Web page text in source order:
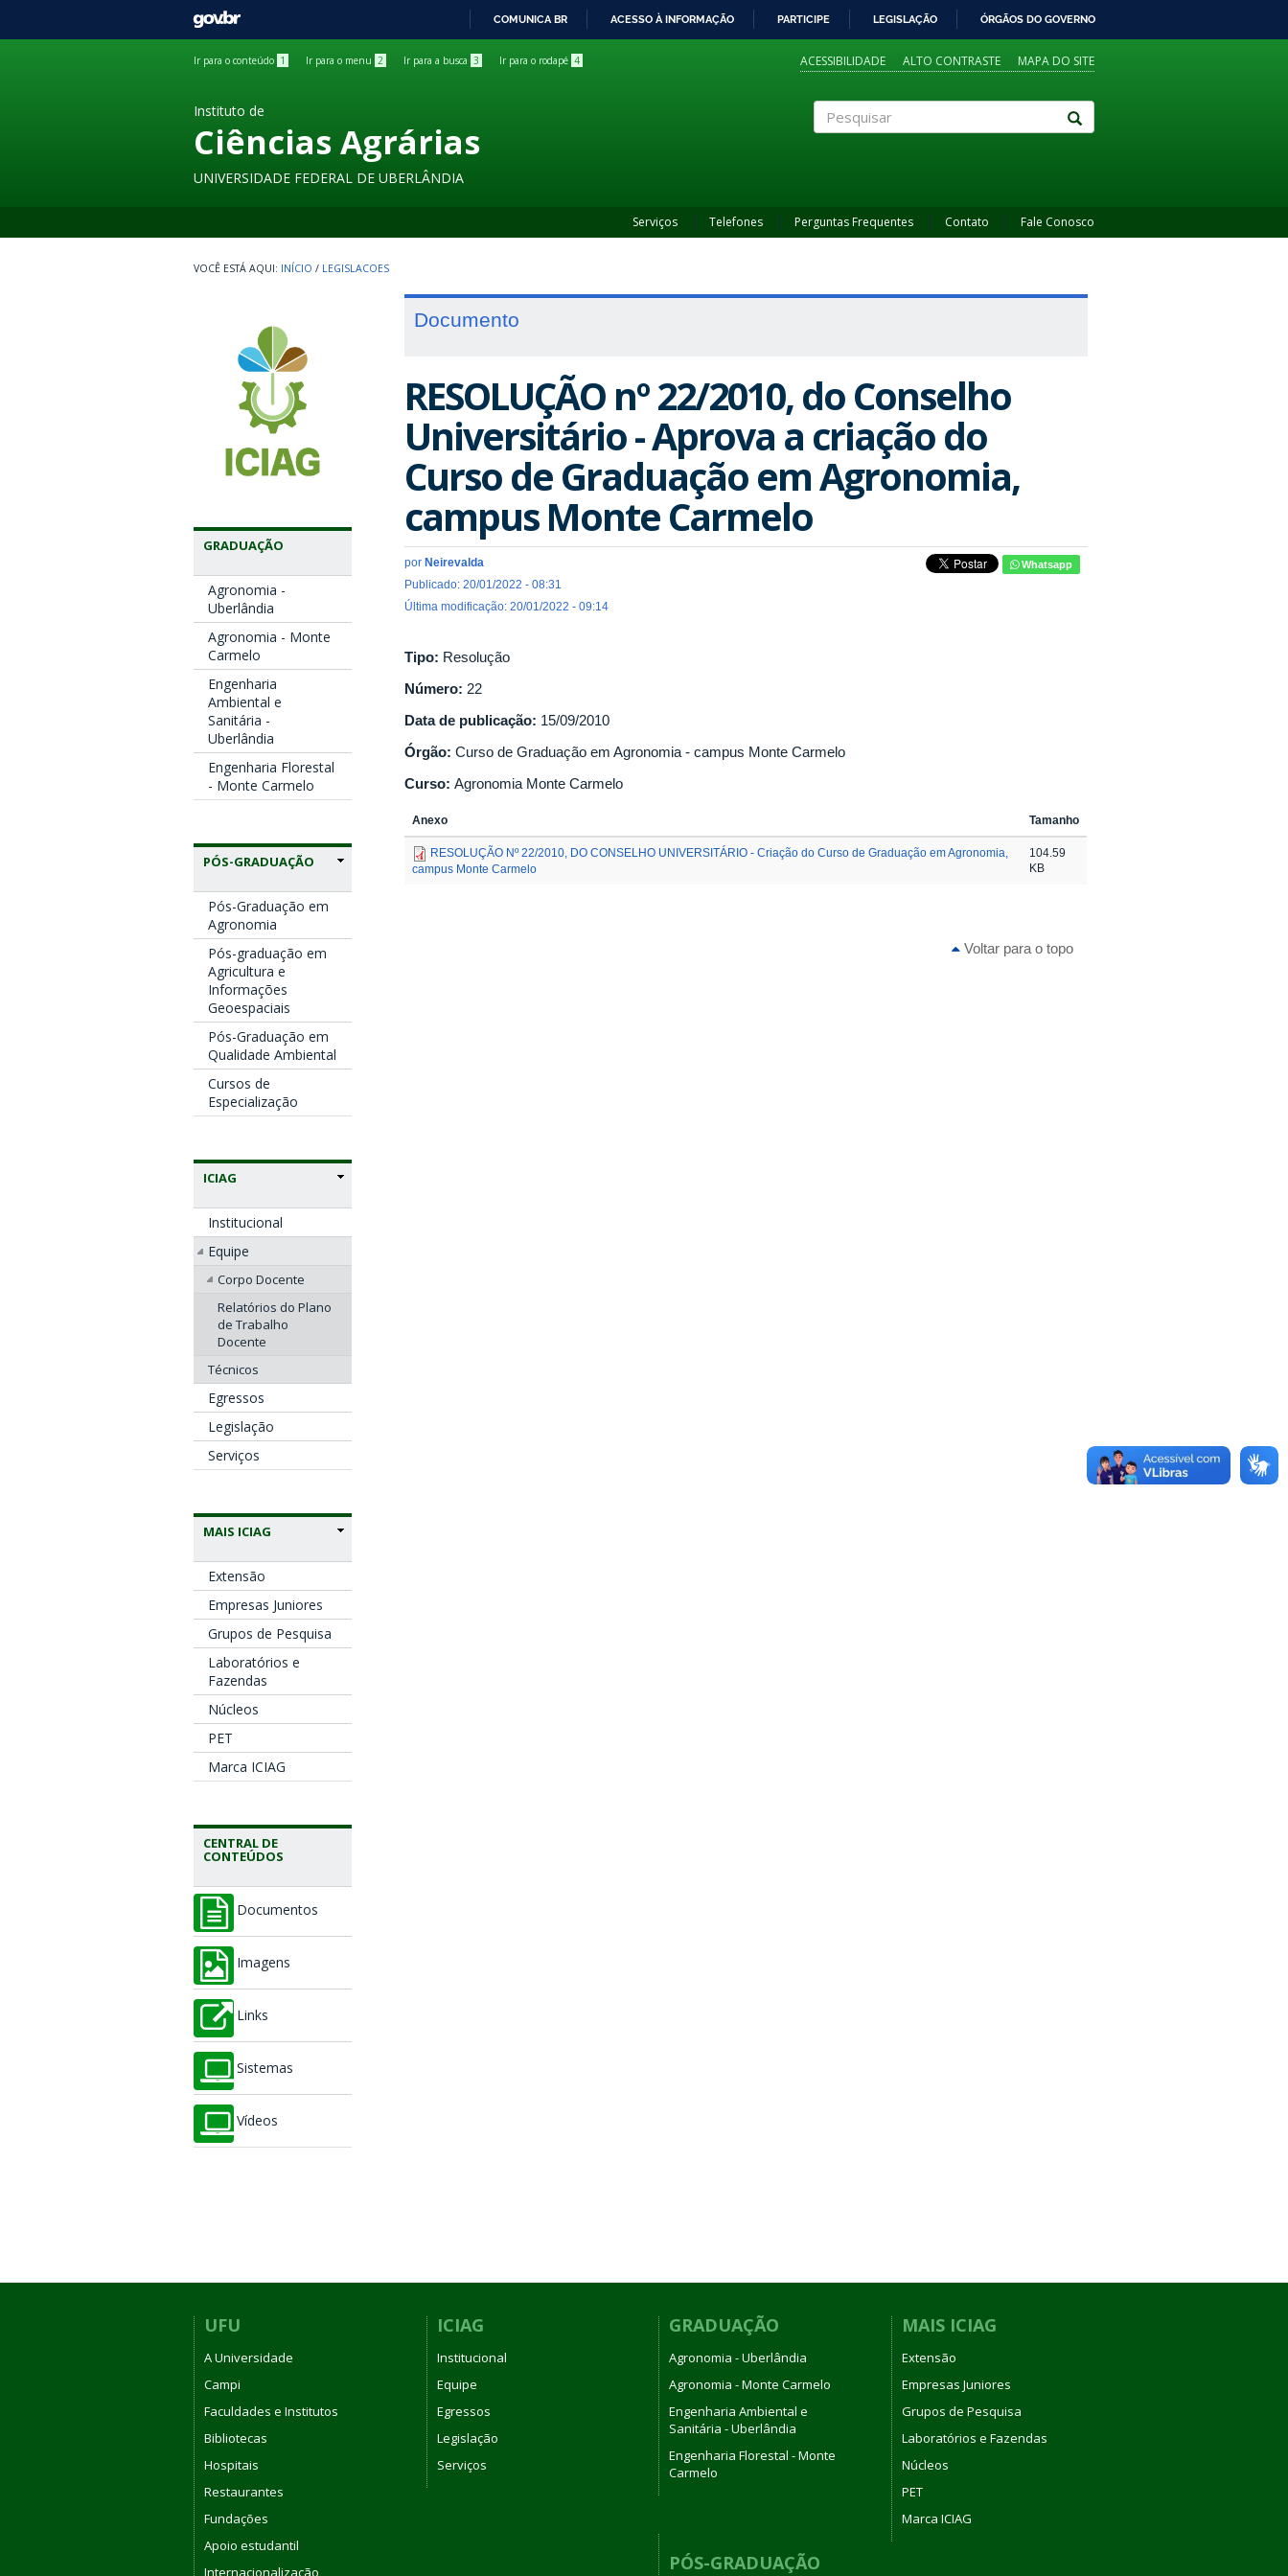
GOVBR
COMUNICA BR ACESSO À INFORMAÇÃO PARTICIPE LEGISLAÇÃO ÓRGÃOS DO GOVERNO
Ir para o conteúdo 1 Ir para o menu 2 Ir para a busca 3 Ir para o rodapé 4 ACESSIBILIDADE ALTO CONTRASTE MAPA DO SITE
Instituto de
Ciências Agrárias
UNIVERSIDADE FEDERAL DE UBERLÂNDIA
Serviços Telefones Perguntas Frequentes Contato Fale Conosco
INÍCIO / LEGISLACOES
GRADUAÇÃO
Agronomia -
Uberlândia
Agronomia - Monte
Carmelo
Engenharia
Ambiental e
Sanitária -
Uberlândia
Engenharia Florestal
- Monte Carmelo
PÓS-GRADUAÇÃO
Pós-Graduação em
Agronomia
Pós-graduação em
Agricultura e
Informações
Geoespaciais
Pós-Graduação em
Qualidade Ambiental
Cursos de
Especialização
ICIAG
Institucional
Equipe
Corpo Docente
Relatórios do Plano
de Trabalho
Docente
Técnicos
Egressos
Legislação
Serviços
MAIS ICIAG
Extensão
Empresas Juniores
Grupos de Pesquisa
Laboratórios e
Fazendas
Núcleos
PET
Marca ICIAG
CENTRAL DE
CONTEÚDOS
Documentos
Imagens
Links
Sistemas
Vídeos
Documento
RESOLUÇÃO nº 22/2010, do Conselho
Universitário - Aprova a criação do
Curso de Graduação em Agronomia,
campus Monte Carmelo
por Neirevalda
Publicado: 20/01/2022 - 08:31
Última modificação: 20/01/2022 - 09:14
Whatsapp
Tipo: Resolução
Número: 22
Data de publicação: 15/09/2010
Órgão: Curso de Graduação em Agronomia - campus Monte Carmelo
Curso: Agronomia Monte Carmelo
Anexo Tamanho
RESOLUÇÃO Nº 22/2010, DO CONSELHO UNIVERSITÁRIO - Criação do Curso de Graduação em Agronomia,
campus Monte Carmelo
104.59
KB
Voltar para o topo
UFU
A Universidade
Campi
Faculdades e Institutos
Bibliotecas
Hospitais
Restaurantes
Fundações
Apoio estudantil
Internacionalização
ICIAG
Institucional
Equipe
Egressos
Legislação
Serviços
GRADUAÇÃO
Agronomia - Uberlândia
Agronomia - Monte Carmelo
Engenharia Ambiental e
Sanitária - Uberlândia
Engenharia Florestal - Monte
Carmelo
PÓS-GRADUAÇÃO
MAIS ICIAG
Extensão
Empresas Juniores
Grupos de Pesquisa
Laboratórios e Fazendas
Núcleos
PET
Marca ICIAG